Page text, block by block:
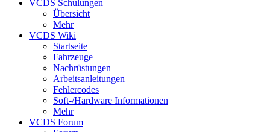
VCDS Schulungen
Übersicht
Mehr
VCDS Wiki
Startseite
Fahrzeuge
Nachrüstungen
Arbeitsanleitungen
Fehlercodes
Soft-/Hardware Informationen
Mehr
VCDS Forum